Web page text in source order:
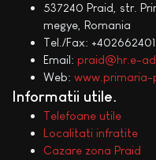
537240 Praid, str.
megye, Romania
Tel./Fax:
Email: praid@hr.e-
Web: www.primaria-
Informatii utile
Telefoane utile
Localitati infratite
Cazare zona Praid